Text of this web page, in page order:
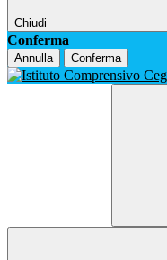
Chiudi
Conferma
Annulla Conferma